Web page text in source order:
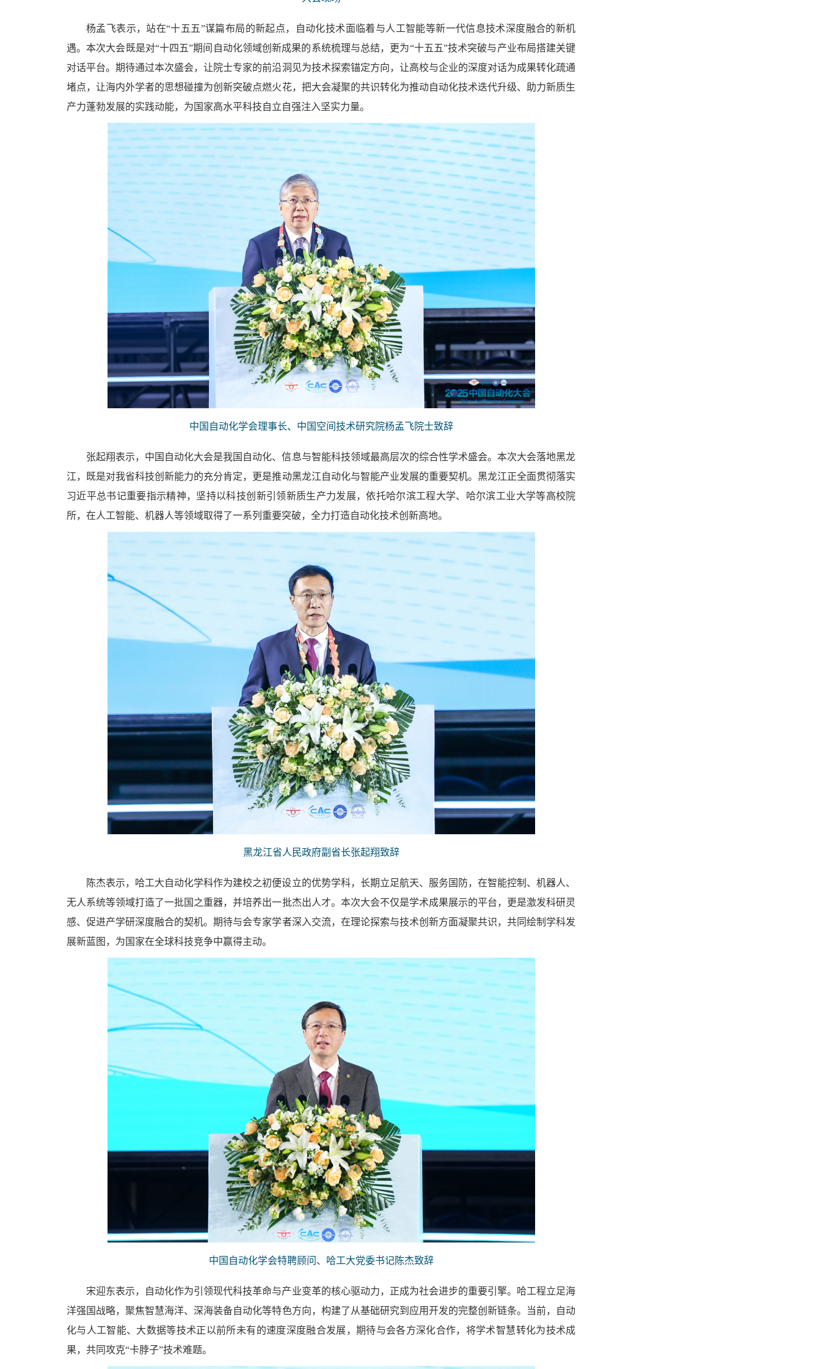
杨孟飞表示，站在“十五五”谋篇布局的新起点，自动化技术面临着与人工智能等新一代信息技术深度融合的新机
遇。本次大会既是对“十四五”期间自动化领域创新成果的系统梳理与总结，更为“十五五”技术突破与产业布局搭建关键
对话平台。期待通过本次盛会，让院士专家的前沿洞见为技术探索锚定方向，让高校与企业的深度对话为成果转化疏通
堵点，让海内外学者的思想碰撞为创新突破点燃火花，把大会凝聚的共识转化为推动自动化技术迭代升级、助力新质生
产力蓬勃发展的实践动能，为国家高水平科技自立自强注入坚实力量。
中国自动化学会理事长、中国空间技术研究院杨孟飞院士致辞
张起翔表示，中国自动化大会是我国自动化、信息与智能科技领域最高层次的综合性学术盛会。本次大会落地黑龙
江，既是对我省科技创新能力的充分肯定，更是推动黑龙江自动化与智能产业发展的重要契机。黑龙江正全面贯彻落实
习近平总书记重要指示精神，坚持以科技创新引领新质生产力发展，依托哈尔滨工程大学、哈尔滨工业大学等高校院
所，在人工智能、机器人等领域取得了一系列重要突破，全力打造自动化技术创新高地。
黑龙江省人民政府副省长张起翔致辞
陈杰表示，哈工大自动化学科作为建校之初便设立的优势学科，长期立足航天、服务国防，在智能控制、机器人、
无人系统等领域打造了一批国之重器，并培养出一批杰出人才。本次大会不仅是学术成果展示的平台，更是激发科研灵
感、促进产学研深度融合的契机。期待与会专家学者深入交流，在理论探索与技术创新方面凝聚共识，共同绘制学科发
展新蓝图，为国家在全球科技竞争中赢得主动。
中国自动化学会特聘顾问、哈工大党委书记陈杰致辞
宋迎东表示，自动化作为引领现代科技革命与产业变革的核心驱动力，正成为社会进步的重要引擎。哈工程立足海
洋强国战略，聚焦智慧海洋、深海装备自动化等特色方向，构建了从基础研究到应用开发的完整创新链条。当前，自动
化与人工智能、大数据等技术正以前所未有的速度深度融合发展，期待与会各方深化合作，将学术智慧转化为技术成
果，共同攻克“卡脖子”技术难题。